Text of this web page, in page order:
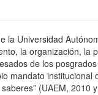
la Universidad
la organización, la
de los
mandato institucional
(UAEM, 2010